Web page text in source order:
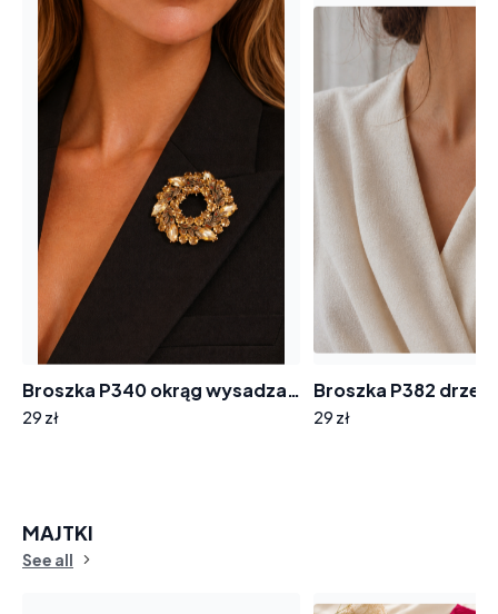
Broszka P340 okrąg wysadzany cyrkoniami
29 zł
Broszka P382
29 zł
MAJTKI
See all